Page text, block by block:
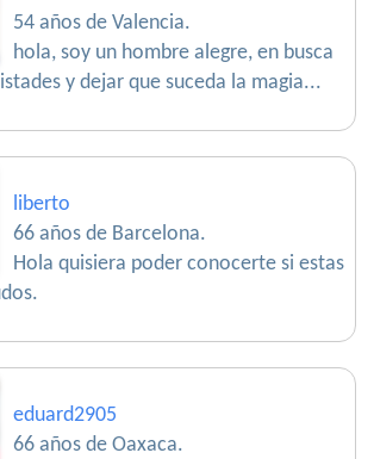
54 años de Valencia.
hola, soy un hombre alegre, en busca
y dejar que suceda la magia...
liberto
66 años de Barcelona.
Hola quisiera poder conocerte si estas
eduard2905
66 años de Oaxaca.